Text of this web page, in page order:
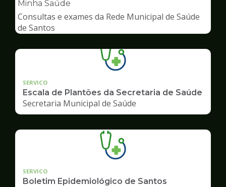
de
Saúde
Minha Saúde
Consultas e exames da Rede Municipal de Saúde
de Santos
SERVICO
Escala de Plantões da Secretaria de Saúde
Secretaria Municipal de Saúde
SERVICO
Boletim Epidemiológico de Santos